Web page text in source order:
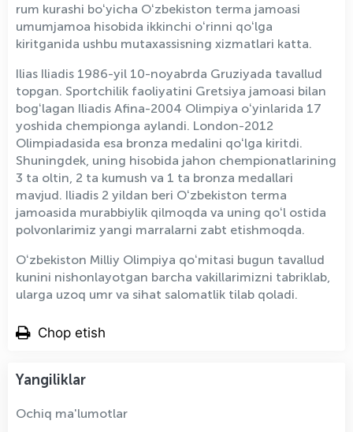
rum kurashi boʻyicha Oʻzbekiston terma jamoasi
umumjamoa hisobida ikkinchi oʻrinni qoʻlga
kiritganida ushbu mutaxassisning xizmatlari katta.
Ilias Iliadis 1986-yil 10-noyabrda Gruziyada tavallud
topgan. Sportchilik faoliyatini Gretsiya jamoasi bilan
bogʻlagan Iliadis Afina-2004 Olimpiya oʻyinlarida 17
yoshida chempionga aylandi. London-2012
Olimpiadasida esa bronza medalini qoʻlga kiritdi.
Shuningdek, uning hisobida jahon chempionatlarining
3 ta oltin, 2 ta kumush va 1 ta bronza medallari
mavjud. Iliadis 2 yildan beri Oʻzbekiston terma
jamoasida murabbiylik qilmoqda va uning qoʻl ostida
polvonlarimiz yangi marralarni zabt etishmoqda.
Oʻzbekiston Milliy Olimpiya qoʻmitasi bugun tavallud
kunini nishonlayotgan barcha vakillarimizni tabriklab,
ularga uzoq umr va sihat salomatlik tilab qoladi.
Chop etish
Yangiliklar
Ochiq ma'lumotlar